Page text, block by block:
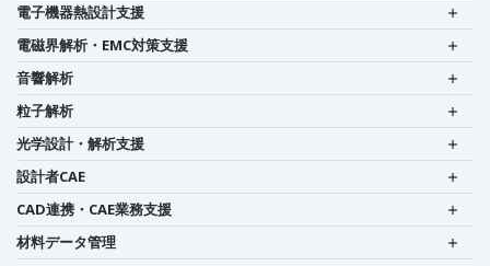
電子機器熱設計支援
電磁界解析・EMC対策支援
音響解析
粒子解析
光学設計・解析支援
設計者CAE
CAD連携・CAE業務支援
材料データ管理